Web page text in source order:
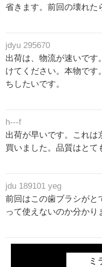
省きます。前回の壊れた
jdyu 295670
出荷は、物流が速いです
けてください。本物で
ちしたいです。
h---f
出荷が早いです。これは
買いました。品質はとて
jdu 189101 yeg
前回はこの歯ブラシがと
って使えないのか分かり
ミ